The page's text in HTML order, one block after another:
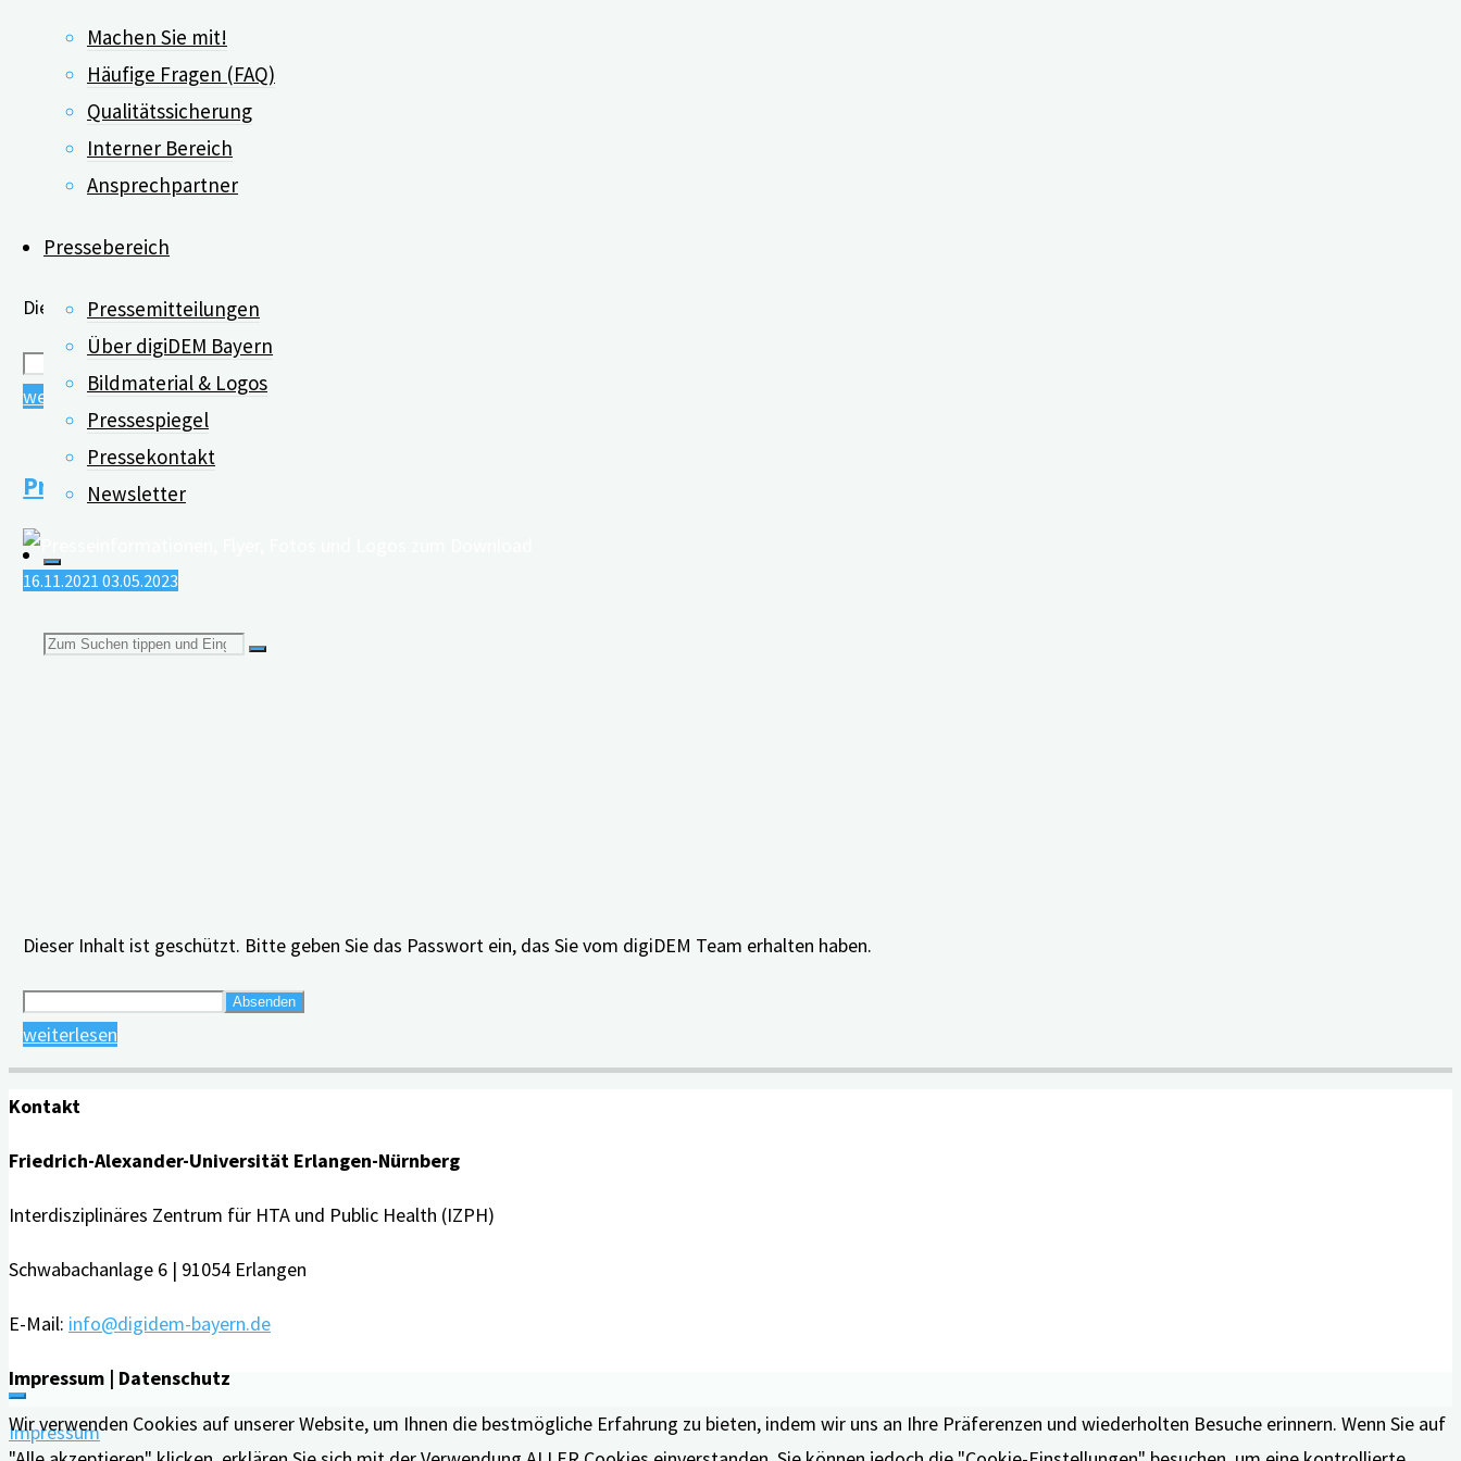
Machen Sie mit!
Häufige Fragen (FAQ)
Qualitätssicherung
Interner Bereich
Ansprechpartner
Pressebereich
Pressemitteilungen
Über digiDEM Bayern
Bildmaterial & Logos
Pressespiegel
Pressekontakt
Newsletter
Suchen
Dieser Inhalt ist geschützt. Bitte geben Sie das Passwort ein, das Sie vom digiDEM Team erhalten haben.
weiterlesen"Einladung
zum
„digiDEM
Dialog“"
Presseinformationen, Flyer, Fotos und Logos zum Download
16.11.202103.05.2023
Dieser Inhalt ist geschützt. Bitte geben Sie das Passwort ein, das Sie vom digiDEM Team erhalten haben.
weiterlesen
Flyer,
Logos
zum
Kontakt
Friedrich-Alexander-Universität Erlangen-Nürnberg
Interdisziplinäres Zentrum für HTA und Public Health (IZPH)
Schwabachanlage 6 | 91054 Erlangen
E-Mail: info@digidem-bayern.de
Impressum | Datenschutz
Impressum
Wir verwenden Cookies auf unserer Website, um Ihnen die bestmögliche Erfahrung zu bieten, indem wir uns an Ihre Präferenzen und wiederholten Besuche erinnern. Wenn Sie auf